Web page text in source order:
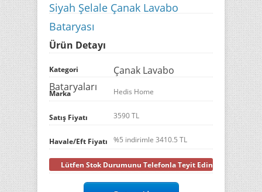
Siyah Şelale Çanak Lavabo
Bataryası
Ürün Detayı
Kategori
Çanak Lavabo
Bataryaları
Marka Hedis Home
Satış Fiyatı 3590 TL
Havale/Eft Fiyatı %5 indirimle 3410.5 TL
Lütfen Stok Durumunu Telefonla Teyit Ediniz